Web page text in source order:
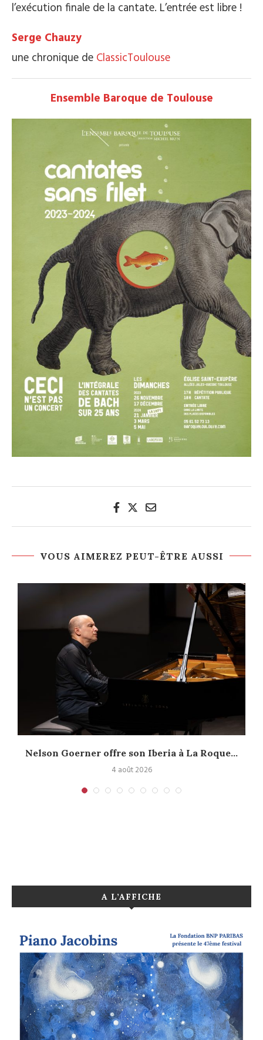
l’exécution finale de la cantate. L’entrée est libre !
Serge Chauzy
une chronique de ClassicToulouse
Ensemble Baroque de Toulouse
VOUS AIMEREZ PEUT-ÊTRE AUSSI
Nelson Goerner offre son Iberia à La Roque...
4 août 2026
A L’AFFICHE